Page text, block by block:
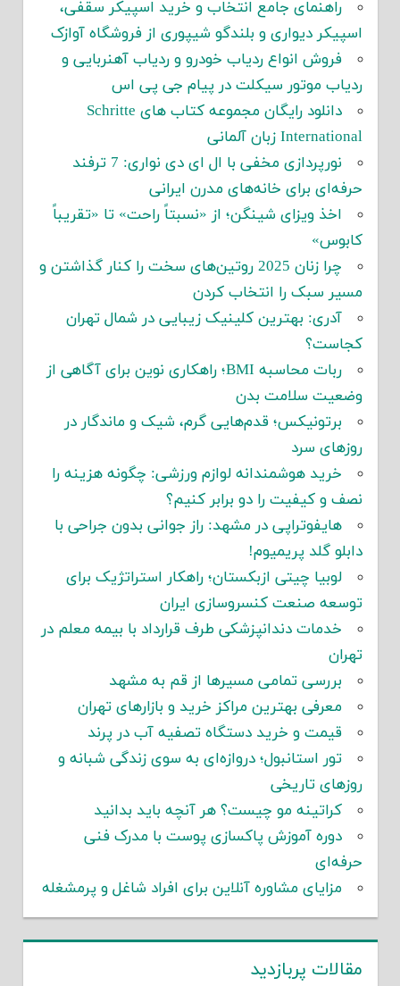
راهنمای جامع انتخاب و خرید اسپیکر سقفی،
اسپیکر دیواری و بلندگو شیپوری از فروشگاه آوازک
فروش انواع ردیاب خودرو و ردیاب آهنربایی و
ردیاب موتور سیکلت در پیام جی پی اس
دانلود رایگان مجموعه کتاب های Schritte
International زبان آلمانی
نورپردازی مخفی با ال ای دی نواری: 7 ترفند
حرفه‌ای برای خانه‌های مدرن ایرانی
اخذ ویزای شینگن؛ از «نسبتاً راحت» تا «تقریباً
کابوس»
چرا زنان 2025 روتین‌های سخت را کنار گذاشتن و
مسیر سبک را انتخاب کردن
آدری: بهترین کلینیک زیبایی در شمال تهران
کجاست؟
ربات محاسبه BMI؛ راهکاری نوین برای آگاهی از
وضعیت سلامت بدن
برتونیکس؛ قدم‌هایی گرم، شیک و ماندگار در
روزهای سرد
خرید هوشمندانه لوازم ورزشی: چگونه هزینه را
نصف و کیفیت را دو برابر کنیم؟
هایفوتراپی در مشهد: راز جوانی بدون جراحی با
دابلو گلد پریمیوم!
لوبیا چیتی ازبکستان؛ راهکار استراتژیک برای
توسعه صنعت کنسروسازی ایران
خدمات دندانپزشکی طرف قرارداد با بیمه معلم در
تهران
بررسی تمامی مسیرها از قم به مشهد
معرفی بهترین مراکز خرید و بازارهای تهران
قیمت و خرید دستگاه تصفیه آب در پرند
تور استانبول؛ دروازه‌ای به سوی زندگی شبانه و
روزهای تاریخی
کراتینه مو چیست؟ هر آنچه باید بدانید
دوره آموزش پاکسازی پوست با مدرک فنی
حرفه‌ای
مزایای مشاوره آنلاین برای افراد شاغل و پرمشغله
مقالات پربازدید